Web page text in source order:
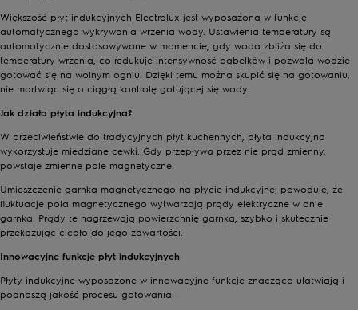
Większość płyt indukcyjnych Electrolux jest wyposażona w funkcję
automatycznego wykrywania wrzenia wody. Ustawienia temperatury są
automatycznie dostosowywane w momencie, gdy woda zbliża się do
temperatury wrzenia, co redukuje intensywność bąbelków i pozwala wodzie
gotować się na wolnym ogniu. Dzięki temu można skupić się na gotowaniu,
nie martwiąc się o ciągłą kontrolę gotującej się wody.
Jak działa płyta indukcyjna?
W przeciwieństwie do tradycyjnych płyt kuchennych, płyta indukcyjna
wykorzystuje miedziane cewki. Gdy przepływa przez nie prąd zmienny,
powstaje zmienne pole magnetyczne.
Umieszczenie garnka magnetycznego na płycie indukcyjnej powoduje, że
fluktuacje pola magnetycznego wytwarzają prądy elektryczne w dnie
garnka. Prądy te nagrzewają powierzchnię garnka, szybko i skutecznie
przekazując ciepło do jego zawartości.
Innowacyjne funkcje płyt indukcyjnych
Płyty indukcyjne wyposażone w innowacyjne funkcje znacząco ułatwiają i
podnoszą jakość procesu gotowania: